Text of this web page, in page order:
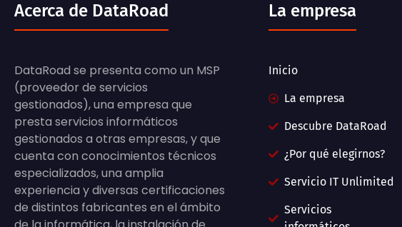
Acerca de DataRoad
DataRoad se presenta como un MSP
(proveedor de servicios
gestionados), una empresa que
presta servicios informáticos
gestionados a otras empresas, y que
cuenta con conocimientos técnicos
especializados, una amplia
experiencia y diversas certificaciones
de distintos fabricantes en el ámbito
La empresa
Inicio
La empresa
Descubre DataRoad
¿Por qué elegirnos?
Servicio IT Unlimited
Servicios